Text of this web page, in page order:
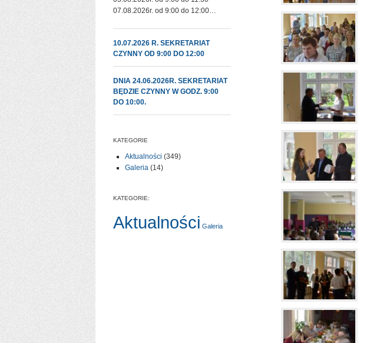
07.08.2026r. od 9:00 do 12:00…
10.07.2026 R. SEKRETARIAT
CZYNNY OD 9:00 DO 12:00
DNIA 24.06.2026R. SEKRETARIAT
BĘDZIE CZYNNY W GODZ. 9:00
DO 10:00.
KATEGORIE
Aktualności (349)
Galeria (14)
KATEGORIE:
Aktualności Galeria